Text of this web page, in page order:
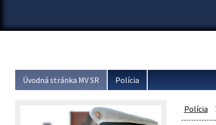
Úvodná stránka MV SR Polícia
Polícia